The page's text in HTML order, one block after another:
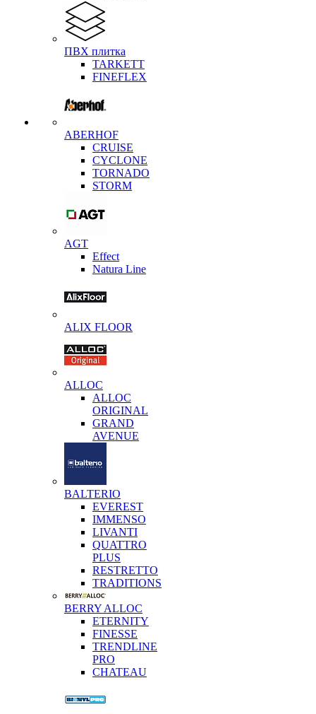
ПВХ плитка
TARKETT
FINEFLEX
ABERHOF
CRUISE
CYCLONE
TORNADO
STORM
AGT
Effect
Natura Line
ALIX FLOOR
ALLOC
ALLOC
ORIGINAL
GRAND
AVENUE
BALTERIO
EVEREST
IMMENSO
LIVANTI
QUATTRO
PLUS
RESTRETTO
TRADITIONS
BERRY ALLOC
ETERNITY
FINESSE
TRENDLINE
PRO
CHATEAU